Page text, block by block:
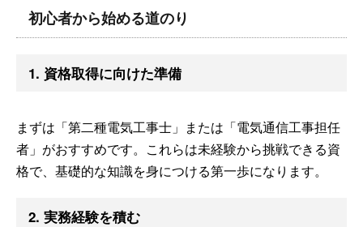
初心者から始める道のり
1. 資格取得に向けた準備
まずは「第二種電気工事士」または「電気通信工事担任
者」がおすすめです。これらは未経験から挑戦できる資
格で、基礎的な知識を身につける第一歩になります。
2. 実務経験を積む